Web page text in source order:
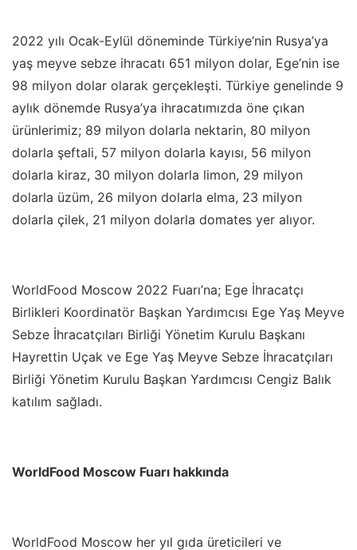
2022 yılı Ocak-Eylül döneminde Türkiye’nin Rusya’ya
yaş meyve sebze ihracatı 651 milyon dolar, Ege’nin ise
98 milyon dolar olarak gerçekleşti. Türkiye genelinde 9
aylık dönemde Rusya’ya ihracatımızda öne çıkan
ürünlerimiz; 89 milyon dolarla nektarin, 80 milyon
dolarla şeftali, 57 milyon dolarla kayısı, 56 milyon
dolarla kiraz, 30 milyon dolarla limon, 29 milyon
dolarla üzüm, 26 milyon dolarla elma, 23 milyon
dolarla çilek, 21 milyon dolarla domates yer alıyor.
WorldFood Moscow 2022 Fuarı’na; Ege İhracatçı
Birlikleri Koordinatör Başkan Yardımcısı Ege Yaş Meyve
Sebze İhracatçıları Birliği Yönetim Kurulu Başkanı
Hayrettin Uçak ve Ege Yaş Meyve Sebze İhracatçıları
Birliği Yönetim Kurulu Başkan Yardımcısı Cengiz Balık
katılım sağladı.
WorldFood Moscow Fuarı hakkında
WorldFood Moscow her yıl gıda üreticileri ve